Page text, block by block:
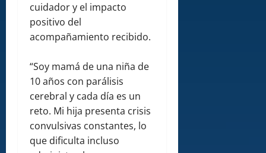
cuidador y el impacto
positivo del
acompañamiento recibido.
“Soy mamá de una niña de
10 años con parálisis
cerebral y cada día es un
reto. Mi hija presenta crisis
convulsivas constantes, lo
que dificulta incluso